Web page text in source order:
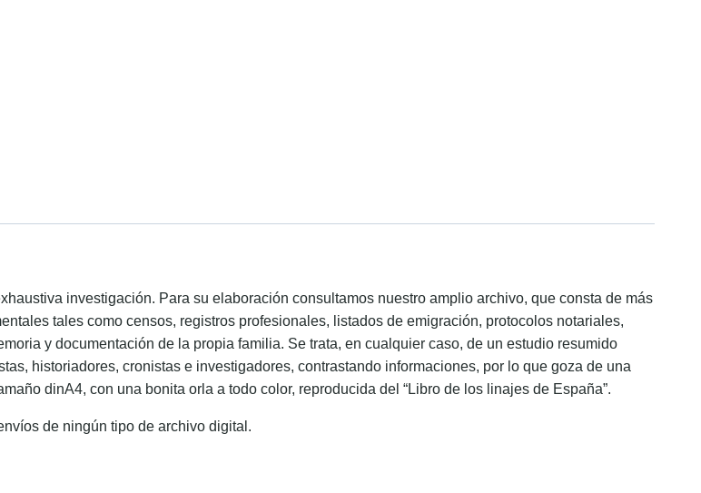
investigación. Para su elaboración consultamos nuestro amplio archivo, que consta de más
tales como censos, registros profesionales, listados de emigración, protocolos notariales,
y documentación de la propia familia. Se trata, en cualquier caso, de un estudio resumido
historiadores, cronistas e investigadores, contrastando informaciones, por lo que goza de una
dinA4, con una bonita orla a todo color, reproducida del “Libro de los linajes de España”.
de ningún tipo de archivo digital.